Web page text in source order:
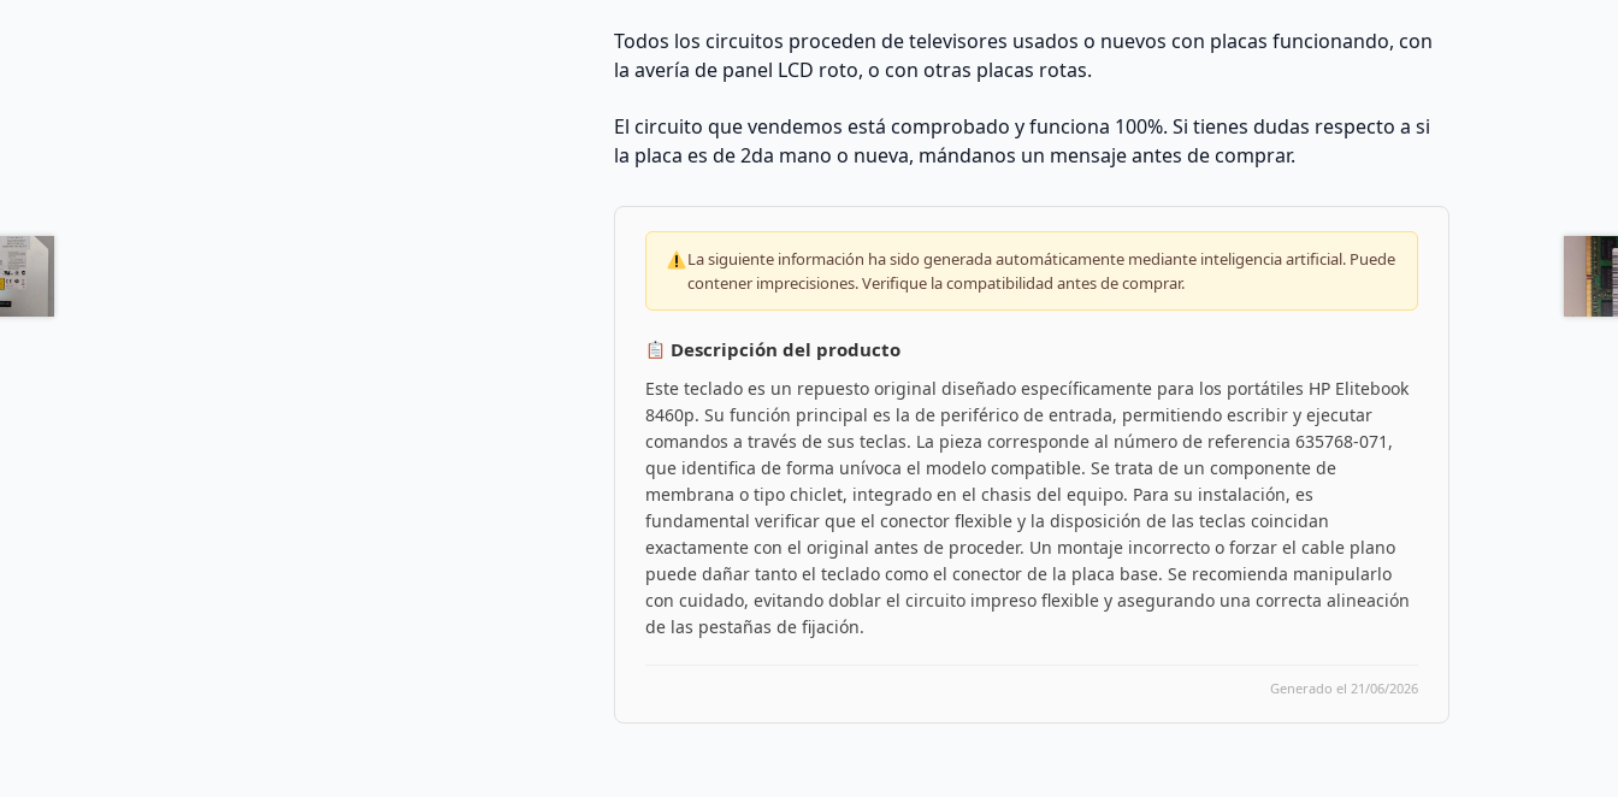
Todos los circuitos proceden de televisores usados o nuevos con placas funcionando, con
la avería de panel LCD roto, o con otras placas rotas.
El circuito que vendemos está comprobado y funciona 100%. Si tienes dudas respecto a si
la placa es de 2da mano o nueva, mándanos un mensaje antes de comprar.
La siguiente información ha sido generada automáticamente mediante inteligencia artificial. Puede
contener imprecisiones. Verifique la compatibilidad antes de comprar.
Descripción del producto
Este teclado es un repuesto original diseñado específicamente para los portátiles HP Elitebook
8460p. Su función principal es la de periférico de entrada, permitiendo escribir y ejecutar
comandos a través de sus teclas. La pieza corresponde al número de referencia 635768-071,
que identifica de forma unívoca el modelo compatible. Se trata de un componente de
membrana o tipo chiclet, integrado en el chasis del equipo. Para su instalación, es
fundamental verificar que el conector flexible y la disposición de las teclas coincidan
exactamente con el original antes de proceder. Un montaje incorrecto o forzar el cable plano
puede dañar tanto el teclado como el conector de la placa base. Se recomienda manipularlo
con cuidado, evitando doblar el circuito impreso flexible y asegurando una correcta alineación
de las pestañas de fijación.
Generado el 21/06/2026